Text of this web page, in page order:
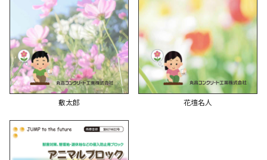
敷太郎 花壇名人